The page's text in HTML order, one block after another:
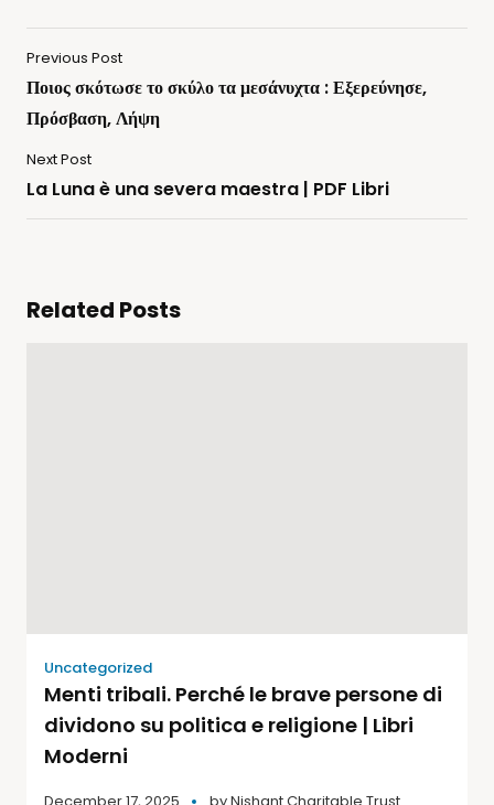
Previous Post
Ποιος σκότωσε το σκύλο τα μεσάνυχτα : Εξερεύνησε,
Πρόσβαση, Λήψη
Next Post
La Luna è una severa maestra | PDF Libri
Related Posts
Uncategorized
Menti tribali. Perché le brave persone di
dividono su politica e religione | Libri
Moderni